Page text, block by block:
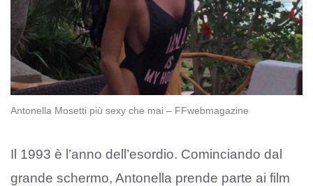
Antonella Mosetti più sexy che mai – FFwebmagazine
Il 1993 è l’anno dell’esordio. Cominciando dal
grande schermo, Antonella prende parte ai film